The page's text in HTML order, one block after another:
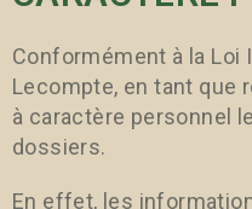
Conformément à la Loi
Lecompte, en tant que
à caractère personnel
dossiers.
En effet, les